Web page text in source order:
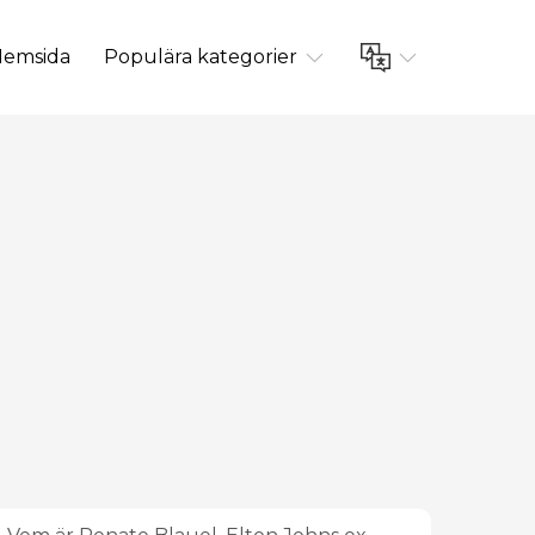
Populära kategorier